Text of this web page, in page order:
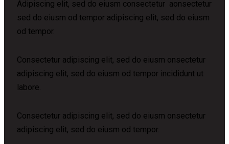
Adipiscing elit, sed do eiusm consectetur aonsectetur
sed do eiusm od tempor adipiscing elit, sed do eiusm
od tempor.
Consectetur adipiscing elit, sed do eiusm onsectetur
adipiscing elit, sed do eiusm od tempor incididunt ut
labore.
Consectetur adipiscing elit, sed do eiusm onsectetur
adipiscing elit, sed do eiusm od tempor.